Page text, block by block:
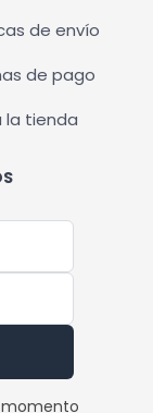
de envío
de pago
la tienda
momento